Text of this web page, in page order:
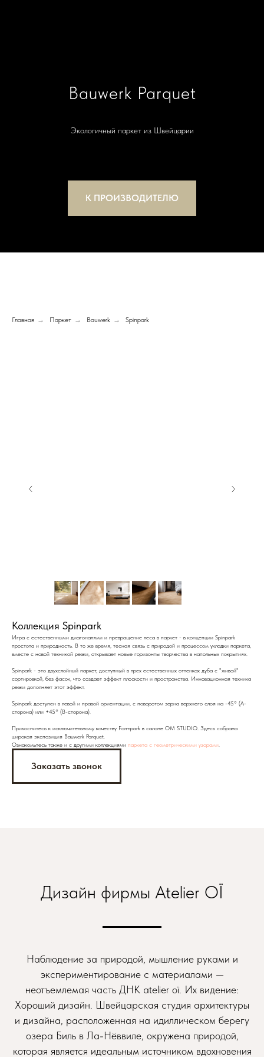
Bauwerk Parquet
Экологичный паркет из Швейцарии
К ПРОИЗВОДИТЕЛЮ
Главная → Паркет → Bauwerk → Spinpark
Коллекция Spinpark
Игра с естественными диагоналями и превращение леса в паркет - в концепции Spinpark
простота и природность. В то же время, тесная связь с природой и процессом укладки паркета,
вместе с новой техникой резки, открывает новые горизонты творчества в напольных покрытиях.
Spinpark - это двухслойный паркет, доступный в трех естественных оттенках дуба с "живой"
сортировкой, без фасок, что создает эффект плоскости и пространства. Инновационная техника
резки дополняет этот эффект.
Spinpark доступен в левой и правой ориентации, с поворотом зерна верхнего слоя на -45° (A-
сторона) или +45° (B-сторона).
Прикоснитесь к исключительному качеству Formpark в салоне OM STUDIO. Здесь собрана
широкая экспозиция Bauwerk Parquet.
Ознакомьтесь также и с другими коллекциями паркета с геометрическими узорами
Заказать звонок
Дизайн фирмы Atelier OÏ
Наблюдение за природой, мышление руками и
экспериментирование с материалами —
неотъемлемая часть ДНК atelier oï. Их видение:
Хороший дизайн. Швейцарская студия архитектуры
и дизайна, расположенная на идиллическом берегу
озера Биль в Ла-Нёввиле, окружена природой,
которая является идеальным источником вдохновения